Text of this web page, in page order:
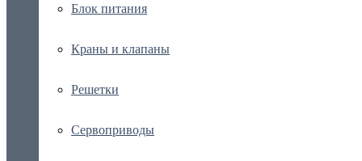
Блок питания
Краны и клапаны
Решетки
Сервоприводы